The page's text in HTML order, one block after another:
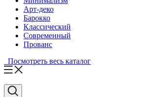
Арт-деко
Барокко
Классический
Современный
Прованс
Посмотреть весь каталог